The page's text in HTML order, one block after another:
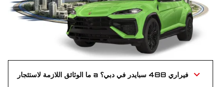
ما الوثائق اللازمة لاستئجار a فيراري 488 سبايدر في دبي؟